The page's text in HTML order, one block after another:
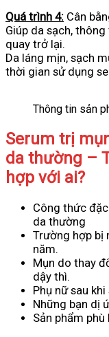
Quá trình 4: Cân
Giúp da sạch,
quay trở lại.
Da láng mịn, sạch
thời gian sử dụng
Thông tin sản
Serum trị
da thường –
hợp với ai?
Công thức
da thường
Trường hợp bị
năm.
Mụn do thay
dậy thì.
Phụ nữ sau
Những bạn dị
Sản phẩm